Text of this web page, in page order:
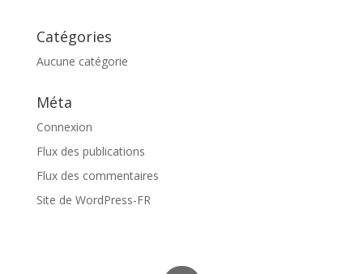
Catégories
Aucune catégorie
Méta
Connexion
Flux des publications
Flux des commentaires
Site de WordPress-FR